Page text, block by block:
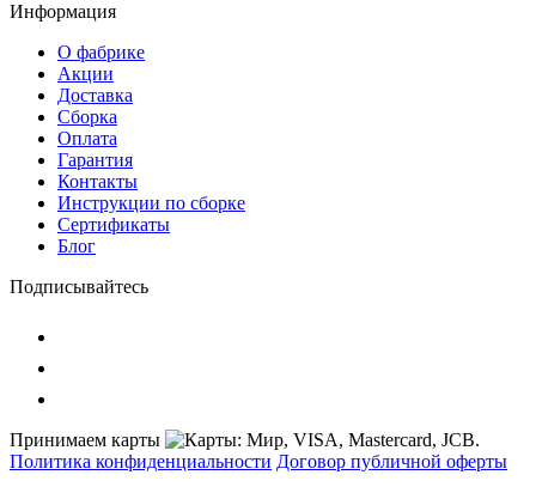
Информация
О фабрике
Акции
Доставка
Сборка
Оплата
Гарантия
Контакты
Инструкции по сборке
Сертификаты
Блог
Подписывайтесь
Принимаем карты
Политика конфиденциальности Договор публичной оферты